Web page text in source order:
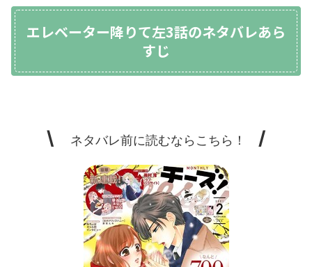
エレベーター降りて左3話のネタバレあら
すじ
\ ネタバレ前に読むならこちら！ /